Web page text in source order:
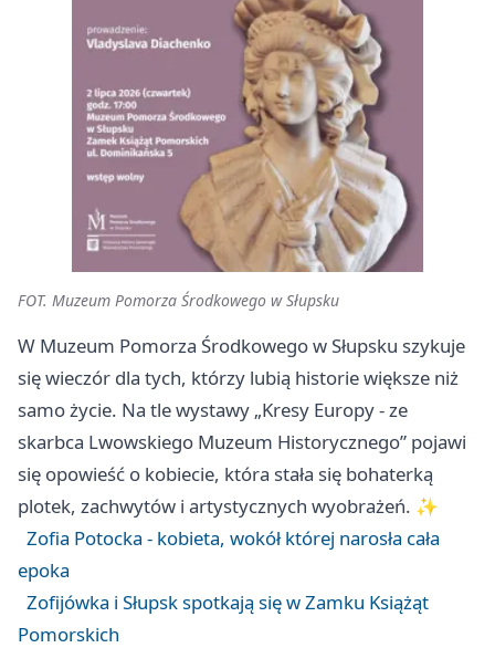
FOT. Muzeum Pomorza Środkowego w Słupsku
W Muzeum Pomorza Środkowego w Słupsku szykuje
się wieczór dla tych, którzy lubią historie większe niż
samo życie. Na tle wystawy „Kresy Europy - ze
skarbca Lwowskiego Muzeum Historycznego” pojawi
się opowieść o kobiecie, która stała się bohaterką
plotek, zachwytów i artystycznych wyobrażeń. ✨
Zofia Potocka - kobieta, wokół której narosła cała
epoka
Zofijówka i Słupsk spotkają się w Zamku Książąt
Pomorskich